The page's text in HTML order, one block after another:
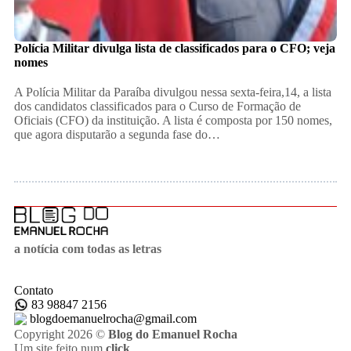
Polícia Militar divulga lista de classificados para o CFO; veja
nomes
A Polícia Militar da Paraíba divulgou nessa sexta-feira,14, a lista
dos candidatos classificados para o Curso de Formação de
Oficiais (CFO) da instituição. A lista é composta por 150 nomes,
que agora disputarão a segunda fase do…
a notícia com todas as letras
Contato
83 98847 2156
blogdoemanuelrocha@gmail.com
Copyright 2026 © Blog do Emanuel Rocha
Um site feito num click